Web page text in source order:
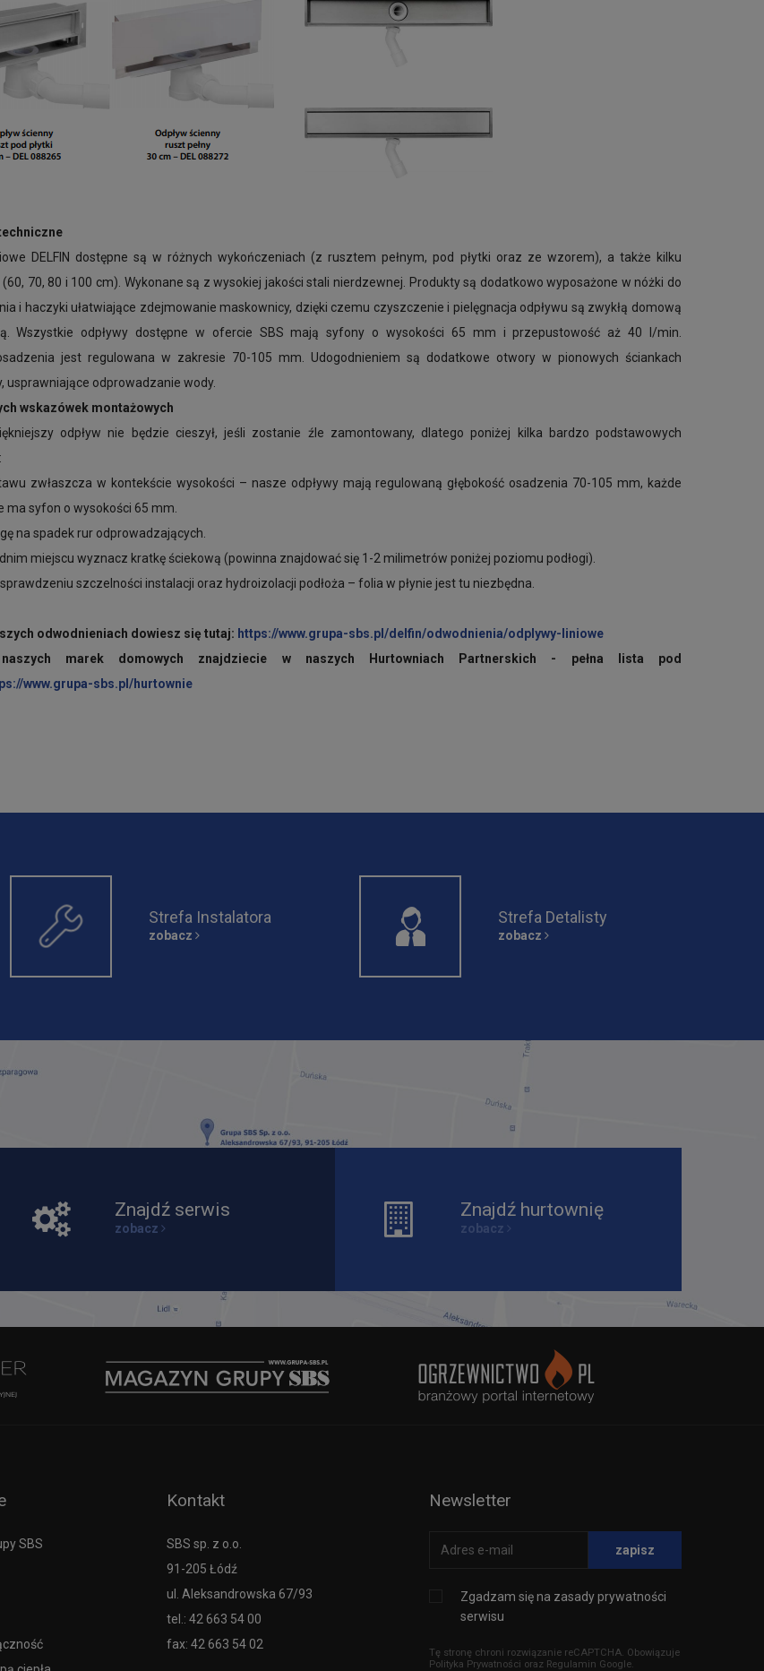
DELFIN dostępne są w różnych wykończeniach (z rusztem pełnym, pod płytki oraz ze wzorem), a także kilku
(60, 70, 80 i 100 cm). Wykonane są z wysokiej jakości stali nierdzewnej. Produkty są dodatkowo wyposażone w nóżki do
i haczyki ułatwiające zdejmowanie maskownicy, dzięki czemu czyszczenie i pielęgnacja odpływu są zwykłą domową
Wszystkie odpływy dostępne w ofercie SBS mają syfony o wysokości 65 mm i przepustowość aż 40 l/min.
osadzenia jest regulowana w zakresie 70-105 mm. Udogodnieniem są dodatkowe otwory w pionowych ściankach
usprawniające odprowadzanie wody.
wskazówek montażowych
odpływ nie będzie cieszył, jeśli zostanie źle zamontowany, dlatego poniżej kilka bardzo podstawowych
zwłaszcza w kontekście wysokości – nasze odpływy mają regulowaną głębokość osadzenia 70-105 mm, każde
ma syfon o wysokości 65 mm.
na spadek rur odprowadzających.
miejscu wyznacz kratkę ściekową (powinna znajdować się 1-2 milimetrów poniżej poziomu podłogi).
sprawdzeniu szczelności instalacji oraz hydroizolacji podłoża – folia w płynie jest tu niezbędna.
odwodnieniach dowiesz się tutaj: https://www.grupa-sbs.pl/delfin/odwodnienia/odplywy-liniowe
marek domowych znajdziecie w naszych Hurtowniach Partnerskich - pełna lista pod
www.grupa-sbs.pl/hurtownie
Strefa Instalatora
zobacz
Strefa Detalisty
zobacz
Znajdź serwis
zobacz
Znajdź hurtownię
zobacz
SBS
Kontakt
SBS sp. z o.o.
91-205 Łódź
ul. Aleksandrowska 67/93
tel.: 42 663 54 00
fax: 42 663 54 02
Newsletter
zapisz
Zgadzam się na zasady prywatności
serwisu
Tę stronę chroni rozwiązanie reCAPTCHA. Obowiązuje
Polityka Prywatności oraz Regulamin Google.